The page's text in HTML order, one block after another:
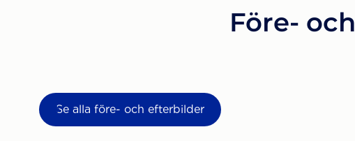
Före-
Se alla före- och efterbilder